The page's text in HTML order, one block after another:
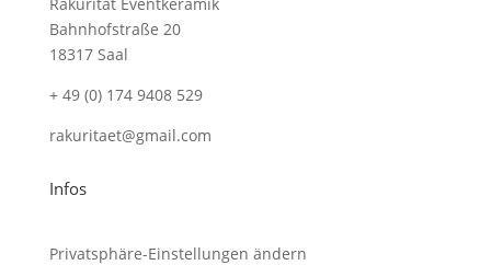
Bahnhofstraße 20
18317 Saal
+ 49 (0) 174 9408 529
rakuritaet@gmail.com
Infos
Privatsphäre-Einstellungen ändern